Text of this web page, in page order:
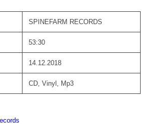
SPINEFARM RECORDS
53:30
14.12.2018
CD, Vinyl, Mp3